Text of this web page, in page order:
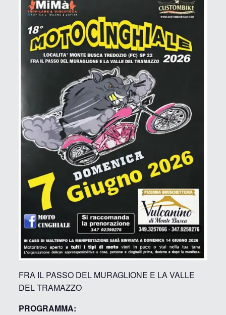
FRA IL PASSO DEL MURAGLIONE E LA VALLE
DEL TRAMAZZO
PROGRAMMA: